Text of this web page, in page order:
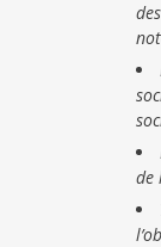
de